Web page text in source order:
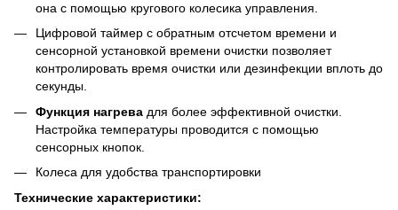
она с помощью кругового колесика управления.
Цифровой таймер с обратным отсчетом времени и
сенсорной установкой времени очистки позволяет
контролировать время очистки или дезинфекции вплоть до
секунды.
Функция нагрева для более эффективной очистки.
Настройка температуры проводится с помощью
сенсорных кнопок.
Колеса для удобства транспортировки
Технические характеристики: